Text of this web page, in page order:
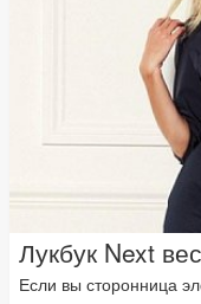
Лукбук Next
Если вы сторонница